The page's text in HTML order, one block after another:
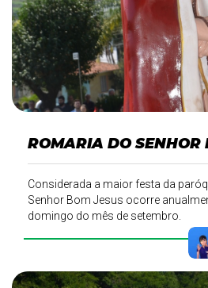
ROMARIA DO SENHOR
Considerada a maior festa da
Senhor Bom Jesus ocorre
domingo do mês de setembro.